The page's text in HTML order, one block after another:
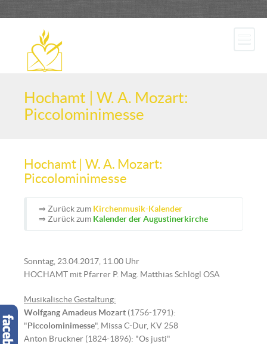
Hochamt | W. A. Mozart:
Piccolominimesse
Hochamt | W. A. Mozart:
Piccolominimesse
⇒ Zurück zum Kirchenmusik-Kalender
⇒ Zurück zum Kalender der Augustinerkirche
Sonntag, 23.04.2017, 11.00 Uhr
HOCHAMT mit Pfarrer P. Mag. Matthias Schlögl OSA
Musikalische Gestaltung:
Wolfgang Amadeus Mozart (1756-1791):
"Piccolominimesse", Missa C-Dur, KV 258
Anton Bruckner (1824-1896): "Os justi"